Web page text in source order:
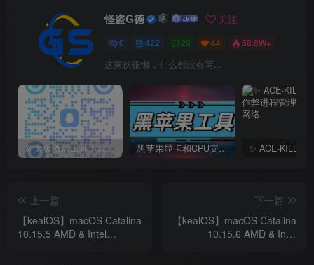
怪盗G德 关注
0 422 29 44 58.8W+
这家伙很懒，什么都没有写...
新太极激活工具下载/教程/充值/开户(QQ交流群号749113977) 黑苹果显卡和CPU支持情况以及购买硬件防踩坑指南
上一篇
【kealOS】macOS Catalina
10.15.5 AMD & Intel
下一篇
【kealOS】macOS Catalina
10.15.6 AMD & Intel